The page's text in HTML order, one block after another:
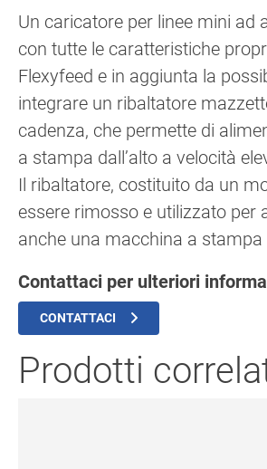
Un caricatore per linee mini ad
con tutte le caratteristiche
Flexyfeed e in aggiunta la
integrare un ribaltatore
cadenza, che permette di
a stampa dall’alto a velocità
Il ribaltatore, costituito da un
essere rimosso e utilizzato per
anche una macchina a stampa
Contattaci per ulteriori
CONTATTACI
Prodotti